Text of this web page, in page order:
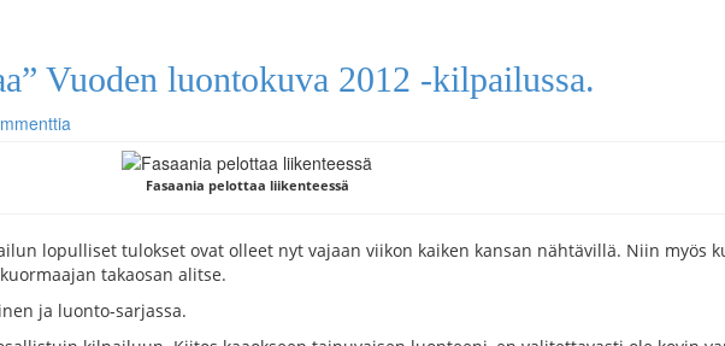
Vuoden luontokuva 2012 -kilpailussa.
Fasaania pelottaa liikenteessä
lopulliset tulokset ovat olleet nyt vajaan viikon kaiken kansan nähtävillä. Niin myös
takaosan alitse.
ja luonto-sarjassa.